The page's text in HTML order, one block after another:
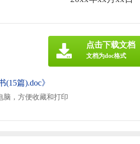
(15篇).doc》
脑，方便收藏和打印
点击下载文档
文档为doc格式